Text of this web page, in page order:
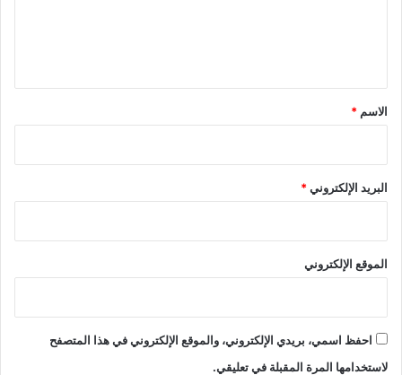
*
الاسم *
البريد الإلكتروني*
الموقع الإلكتروني
احفظ اسمي، بريدي الإلكتروني، والموقع الإلكتروني في هذا المتصفح
لاستخدامها المرة المقبلة في تعليقي.